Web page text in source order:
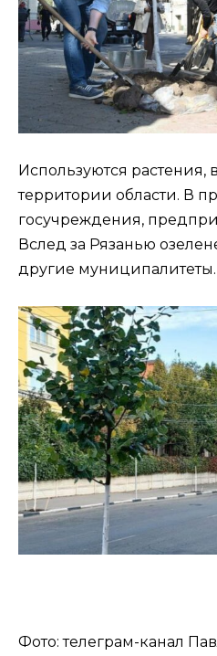
Используются
территории области. В
госучреждения,
Вслед за Рязанью
другие муниципалитеты.
Фото: телеграм-канал